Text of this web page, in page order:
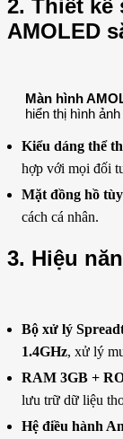
2. Thiết kế
AMOLED
Màn hình
hiển thị hình
Kiểu dáng thể
hợp với mọi đối
Mặt đồng hồ
cách cá nhân.
3. Hiệu
Bộ xử lý
1.4GHz, xử lý
RAM 3GB +
lưu trữ dữ liệu
Hệ điều hành